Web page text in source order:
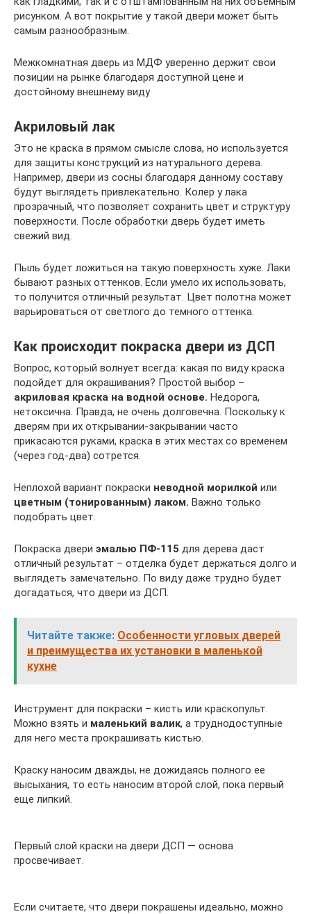
рисунком. А вот покрытие у такой двери может быть
самым разнообразным.
Межкомнатная дверь из МДФ уверенно держит свои
позиции на рынке благодаря доступной цене и
достойному внешнему виду
Акриловый лак
Это не краска в прямом смысле слова, но используется
для защиты конструкций из натурального дерева.
Например, двери из сосны благодаря данному составу
будут выглядеть привлекательно. Колер у лака
прозрачный, что позволяет сохранить цвет и структуру
поверхности. После обработки дверь будет иметь
свежий вид.
Пыль будет ложиться на такую поверхность хуже. Лаки
бывают разных оттенков. Если умело их использовать,
то получится отличный результат. Цвет полотна может
варьироваться от светлого до темного оттенка.
Как происходит покраска двери из ДСП
Вопрос, который волнует всегда: какая по виду краска
подойдет для окрашивания? Простой выбор –
акриловая краска на водной основе. Недорога,
нетоксична. Правда, не очень долговечна. Поскольку к
дверям при их открывании-закрывании часто
прикасаются руками, краска в этих местах со временем
(через год-два) сотрется.
Неплохой вариант покраски неводной морилкой или
цветным (тонированным) лаком. Важно только
подобрать цвет.
Покраска двери эмалью ПФ-115 для дерева даст
отличный результат – отделка будет держаться долго и
выглядеть замечательно. По виду даже трудно будет
догадаться, что двери из ДСП.
Читайте также: Особенности угловых дверей
и преимущества их установки в маленькой
кухне
Инструмент для покраски – кисть или краскопульт.
Можно взять и маленький валик, а труднодоступные
для него места прокрашивать кистью.
Краску наносим дважды, не дожидаясь полного ее
высыхания, то есть наносим второй слой, пока первый
еще липкий.
Первый слой краски на двери ДСП — основа
просвечивает.
Если считаете, что двери покрашены идеально, можно